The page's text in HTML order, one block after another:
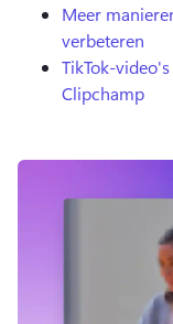
Meer
verbeteren
TikTok-
Clipchamp